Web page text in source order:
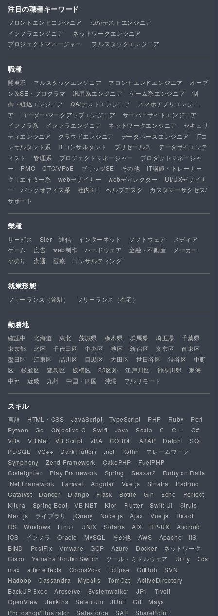
注目の職種キーワード
フロントエンドエンジニア
QA/テストエンジニア
インフラエンジニア
ネットワークエンジニア
プロジェクトマネージャー
フルスタックエンジニア
職種
開発系 フルスタックエンジニア フロントエンドエンジニア
オープ
ン系SE・プログラマ
汎用系エンジニア ゲーム系エンジニア
制
御・組込エンジニア
QA/テストエンジニア
スマホアプリエンジニ
ア
コーダー/マークアップエンジニア
サーバーサイドエンジニア
インフラ系
インフラエンジニア ネットワークエンジニア
セキュリ
ティエンジニア
クラウドエンジニア データベースエンジニア
ITコ
ンサルタント系
ITコンサルタント プリセールス
データサイエンテ
ィスト
管理系 プロジェクトマネージャー
プロダクトマネージャ
ー
PMO CTO/VPoE ブリッジSE その他
IT講師・トレーナー
クリエイター系
webデザイナー webディレクター
UI/UXデザイナ
ー
バックオフィス系 社内SE ヘルプデスク
カスタマーサクセス/
サポート
業種
サービス SIer 通信 インターネット ソフトウェア
メディア
ゲーム
広告 web制作 ハードウェア 金融・不動産
メーカー
小売り
流通 医療 コンサルティング
就業形態
フリーランス（常駐） フリーランス（在宅）
勤務地
確認中 北海道 東北 茨城県 栃木県 群馬県 埼玉県
千葉県
東京都
北区 千代田区 中央区 港区 新宿区 文京区
台東区
墨田区
江東区 品川区 目黒区 大田区 世田谷区 渋谷区
中野
区
杉並区 豊島区 板橋区 23区外 江戸川区 神奈川県
東海
中部
近畿 九州 中国・四国 沖縄 フルリモート
スキル
言語 HTML・CSS JavaScript TypeScript PHP Ruby
Perl
Python
Go Objective-C Swift Java Scala C C++
C#
VBA
VB.Net VB Script VBA COBOL ABAP Delphi
SQL
PL/SQL
VC++ Dart(Flutter) .net Kotlin
フレームワーク
Symphony
Zend Framework CakePHP
FuelPHP
CodeIgniter
Play Framework Spring Seasar2
Ruby on Rails
.Net Framework
Laravel Angular Vue.js Sinatra
Padrino
Catalyst
Dancer Django Flask Bottle Gin Echo
Perfect
Kitura
Spring Boot VB.NET Ktor Flutter Swift UI
Struts
Next.js
ライブラリ jQuery Node.js Ajax Vue.js
React
OS
Windows Linux UNIX Solaris AIX HP-UX
Android
iOS
インフラ Oracle MySQL その他 AWS Apache
IIS
BIND
PostFix Vmware GCP Azure Docker
ネットワーク
Cisco
Yamaha Router Switch ツール・ミドルウェア Unity
3ds
max
after effects Cocos2d-x Eclipse GitHub
SVN
Hadoop
Cassandra Mybatis TomCat
ActiveDirectory
BackUP Exec
Arcserve Systemwalker JP1
Tivoli
OpenView
Jenkins Selenium JUnit Git
Maya
Photoshop/illustrator
Salesforce SAP SharePoint